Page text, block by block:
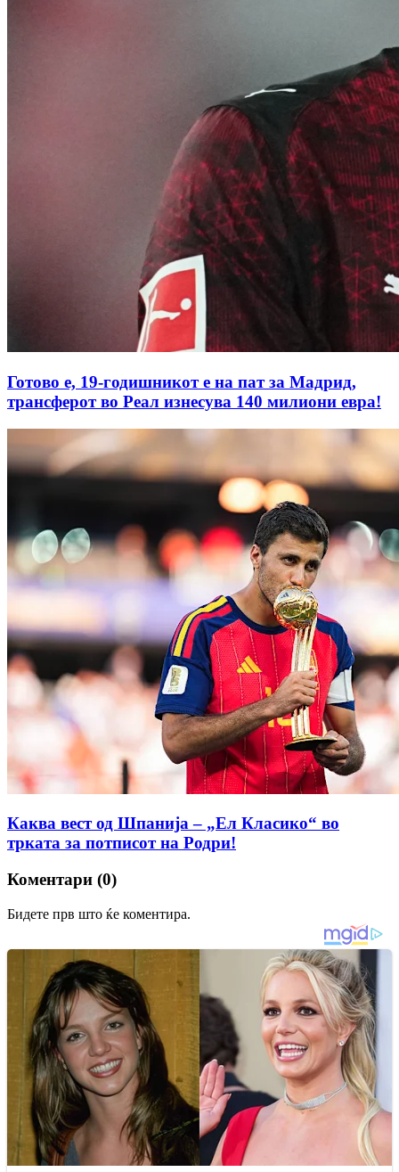
Готово е, 19-годишникот е на пат за Мадрид,
трансферот во Реал изнесува 140 милиони евра!
Каква вест од Шпанија – „Ел Класико“ во
трката за потписот на Родри!
Коментари (0)
Бидете прв што ќе коментира.